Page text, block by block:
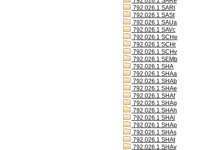
792.026.1 SARt
792.026.1 SASt
792.026.1 SAUa
792.026.1 SAVc
792.026.1 SCHe
792.026.1 SCHr
792.026.1 SCHv
792.026.1 SEMb
792.026.1 SHA
792.026.1 SHAa
792.026.1 SHAb
792.026.1 SHAe
792.026.1 SHAf
792.026.1 SHAg
792.026.1 SHAh
792.026.1 SHAl
792.026.1 SHAp
792.026.1 SHAs
792.026.1 SHAt
792.026.1 SHAv